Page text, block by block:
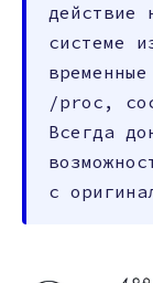
действие
системе
/proc,
Всегда
с